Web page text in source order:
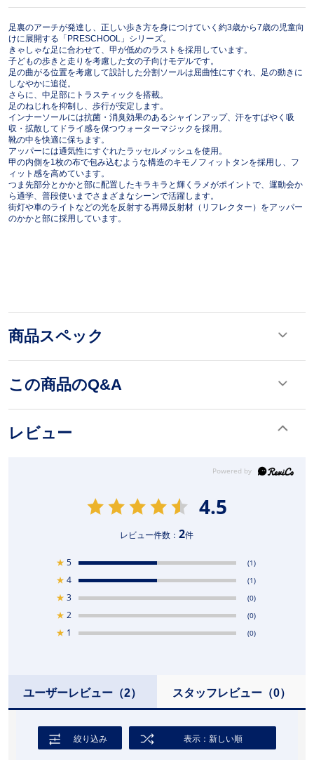
足裏のアーチが発達し、正しい歩き方を身につけていく約3歳から7歳の児童向
けに展開する「PRESCHOOL」シリーズ。
きゃしゃな足に合わせて、甲が低めのラストを採用しています。
子どもの歩きと走りを考慮した女の子向けモデルです。
足の曲がる位置を考慮して設計した分割ソールは屈曲性にすぐれ、足の動きに
しなやかに追従。
さらに、中足部にトラスティックを搭載。
足のねじれを抑制し、歩行が安定します。
インナーソールには抗菌・消臭効果のあるシャインアップ、汗をすばやく吸
収・拡散してドライ感を保つウォーターマジックを採用。
靴の中を快適に保ちます。
アッパーには通気性にすぐれたラッセルメッシュを使用。
甲の内側を1枚の布で包み込むような構造のキモノフィットタンを採用し、フ
ィット感を高めています。
つま先部分とかかと部に配置したキラキラと輝くラメがポイントで、運動会か
ら通学、普段使いまでさまざまなシーンで活躍します。
街灯や車のライトなどの光を反射する再帰反射材（リフレクター）をアッパー
のかかと部に採用しています。
商品スペック
この商品のQ&A
レビュー
4.5
レビュー件数：2件
★ 5 (1)
★ 4 (1)
★ 3 (0)
★ 2 (0)
★ 1 (0)
ユーザーレビュー （2） スタッフレビュー（0）
絞り込み 表示：新しい順